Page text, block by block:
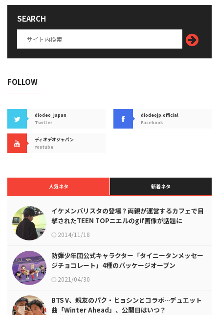
SEARCH
FOLLOW
diodeo_japan
Twitter
diodeojp.official
Facebook
ディオデオジャパン
Youtube
人気ネタ 新着ネタ
イケメンバリスタの登場？両親が運営するカフェで目
撃されたTEEN TOPニエルのgif画像が話題に
2014/11/18
防弾少年団公式キャラクター「タイニータンメッセー
ジチョコレート」4種のパッケージオープン
2021/04/30
BTS V、親友のパク・ヒョシンとコラボ…デュエット
曲「Winter Ahead」、公開日はいつ？